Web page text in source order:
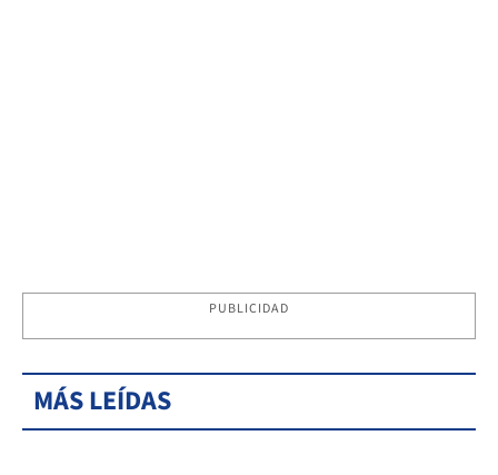
PUBLICIDAD
MÁS LEÍDAS